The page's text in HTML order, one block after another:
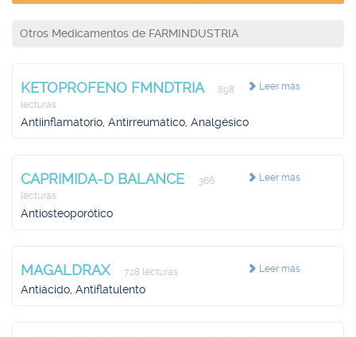
Otros Medicamentos de FARMINDUSTRIA
Leer más
KETOPROFENO FMNDTRIA
898
lecturas
Antiinflamatorio, Antirreumático, Analgésico
Leer más
CAPRIMIDA-D BALANCE
366
lecturas
Antiosteoporótico
Leer más
MAGALDRAX 728 lecturas
Antiácido, Antiflatulento